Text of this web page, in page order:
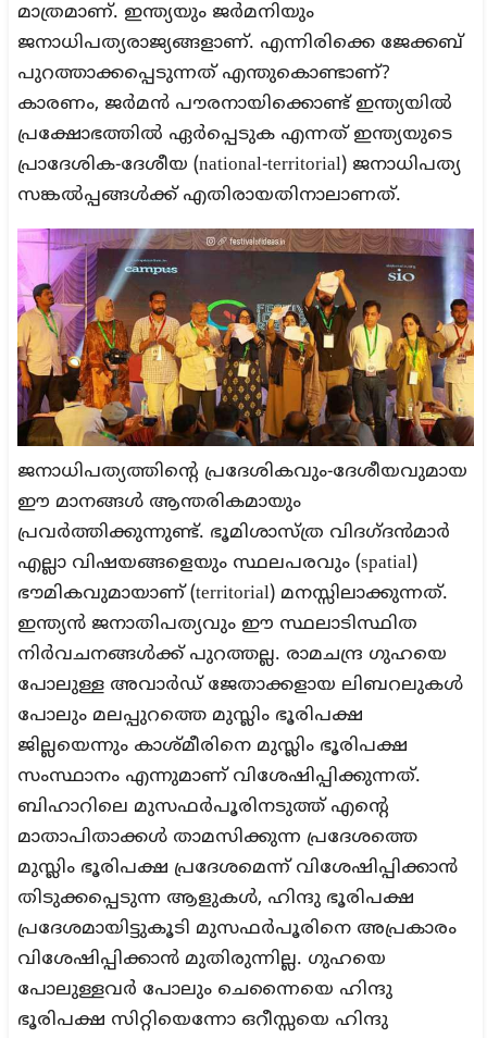
മാത്രമാണ്. ഇന്ത്യയും ജർമനിയും
ജനാധിപത്യരാജ്യങ്ങളാണ്. എന്നിരിക്കെ ജേക്കബ്
പുറത്താക്കപ്പെടുന്നത് എന്തുകൊണ്ടാണ്?
കാരണം, ജർമൻ പൗരനായിക്കൊണ്ട് ഇന്ത്യയിൽ
പ്രക്ഷോഭത്തിൽ ഏർപ്പെടുക എന്നത് ഇന്ത്യയുടെ
പ്രാദേശിക-ദേശീയ (national-territorial) ജനാധിപത്യ
സങ്കൽപ്പങ്ങൾക്ക് എതിരായതിനാലാണത്.
ജനാധിപത്യത്തിന്റെ പ്രദേശികവും-ദേശീയവുമായ
ഈ മാനങ്ങൾ ആന്തരികമായും
പ്രവർത്തിക്കുന്നുണ്ട്. ഭൂമിശാസ്ത്ര വിദഗ്ദൻമാർ
എല്ലാ വിഷയങ്ങളെയും സ്ഥലപരവും (spatial)
ഭൗമികവുമായാണ് (territorial) മനസ്സിലാക്കുന്നത്.
ഇന്ത്യൻ ജനാതിപത്യവും ഈ സ്ഥലാടിസ്ഥിത
നിർവചനങ്ങൾക്ക് പുറത്തല്ല. രാമചന്ദ്ര ഗുഹയെ
പോലുള്ള അവാർഡ് ജേതാക്കളായ ലിബറലുകൾ
പോലും മലപ്പുറത്തെ മുസ്ലിം ഭൂരിപക്ഷ
ജില്ലയെന്നും കാശ്മീരിനെ മുസ്ലിം ഭൂരിപക്ഷ
സംസ്ഥാനം എന്നുമാണ് വിശേഷിപ്പിക്കുന്നത്.
ബിഹാറിലെ മുസഫർപൂരിനടുത്ത് എന്റെ
മാതാപിതാക്കൾ താമസിക്കുന്ന പ്രദേശത്തെ
മുസ്ലിം ഭൂരിപക്ഷ പ്രദേശമെന്ന് വിശേഷിപ്പിക്കാൻ
തിടുക്കപ്പെടുന്ന ആളുകൾ, ഹിന്ദു ഭൂരിപക്ഷ
പ്രദേശമായിട്ടുകൂടി മുസഫർപൂരിനെ അപ്രകാരം
വിശേഷിപ്പിക്കാൻ മുതിരുന്നില്ല. ഗുഹയെ
പോലുള്ളവർ പോലും ചെന്നൈയെ ഹിന്ദു
ഭൂരിപക്ഷ സിറ്റിയെന്നോ ഒറീസ്സയെ ഹിന്ദു